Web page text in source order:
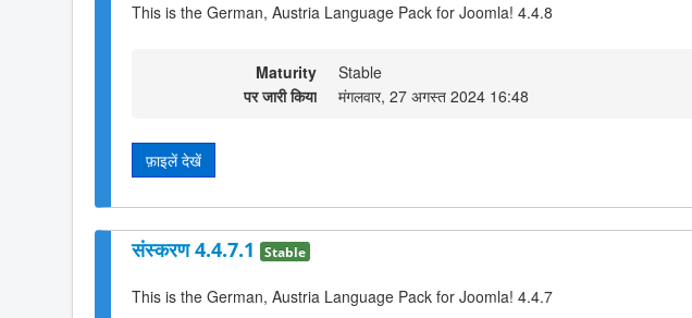
This is the German, Austria Language Pack for Joomla! 4.4.8
Maturity
Stable
पर जारी किया
मंगलवार, 27 अगस्त 2024 16:48
फ़ाइलें देखें
संस्करण 4.4.7.1 Stable
This is the German, Austria Language Pack for Joomla! 4.4.7